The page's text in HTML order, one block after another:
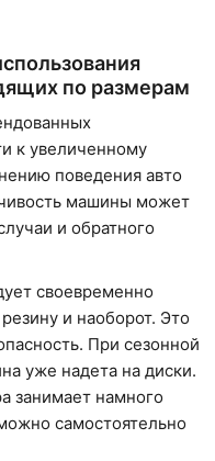
по размерам
к увеличенному
поведения авто
машины может
и обратного
своевременно
и наоборот. Это
При сезонной
уже надета на диски.
занимает намного
самостоятельно